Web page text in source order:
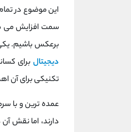
این موضوع در
سمت افزایش می
برعکس باشیم. یکی
دیجیتال برای
تکنیکی برای آن
عمده‌ ترین و با
دارند، اما نقش